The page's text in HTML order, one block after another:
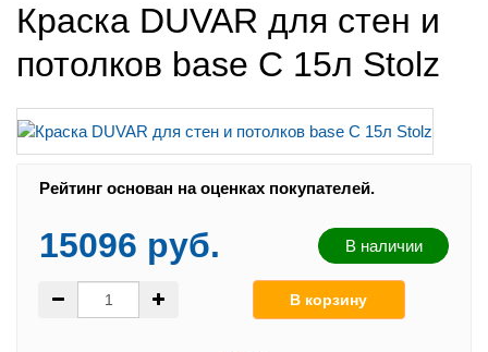
Краска DUVAR для стен и
потолков base C 15л Stolz
Рейтинг:
Рейтинг основан на оценках покупателей.
15096 руб. В наличии